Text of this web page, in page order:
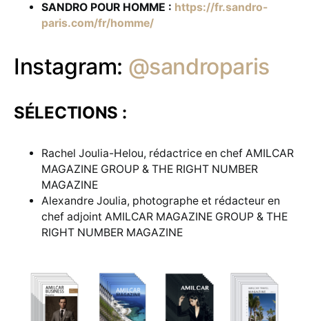
SANDRO POUR HOMME : https://fr.sandro-
paris.com/fr/homme/
Instagram: @sandroparis
SÉLECTIONS :
Rachel Joulia-Helou, rédactrice en chef AMILCAR
MAGAZINE GROUP & THE RIGHT NUMBER
MAGAZINE
Alexandre Joulia, photographe et rédacteur en
chef adjoint AMILCAR MAGAZINE GROUP & THE
RIGHT NUMBER MAGAZINE